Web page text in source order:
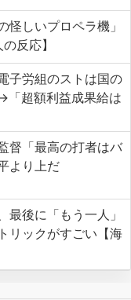
怪しいプロペラ機」
反応】
子労組のストは国の
「超額利益成果給は
督「最高の打者はバ
より上だ
最後に「もう一人」
リックがすごい【海